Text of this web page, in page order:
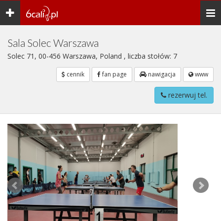
Toggle
navigation
Sala Solec Warszawa
Solec 71, 00-456 Warszawa, Poland , liczba stołów: 7
cennik fan page nawigacja www
rezerwuj tel.